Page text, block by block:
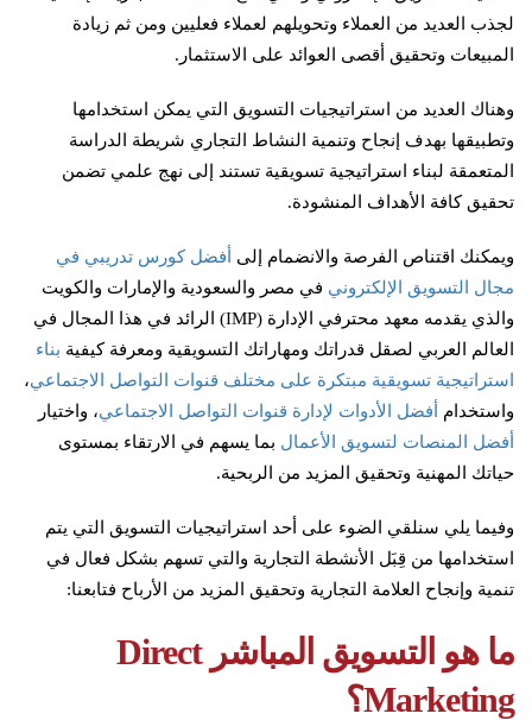
لجذب العديد من العملاء وتحويلهم لعملاء فعليين ومن ثم زيادة
المبيعات وتحقيق أقصى العوائد على الاستثمار.
وهناك العديد من استراتيجيات التسويق التي يمكن استخدامها
وتطبيقها بهدف إنجاح وتنمية النشاط التجاري شريطة الدراسة
المتعمقة لبناء استراتيجية تسويقية تستند إلى نهج علمي تضمن
تحقيق كافة الأهداف المنشودة.
ويمكنك اقتناص الفرصة والانضمام إلى أفضل كورس تدريبي في
مجال التسويق الإلكتروني في مصر والسعودية والإمارات والكويت
والذي يقدمه معهد محترفي الإدارة (IMP) الرائد في هذا المجال في
العالم العربي لصقل قدراتك ومهاراتك التسويقية ومعرفة كيفية بناء
استراتيجية تسويقية مبتكرة على مختلف قنوات التواصل الاجتماعي،
واستخدام أفضل الأدوات لإدارة قنوات التواصل الاجتماعي، واختيار
أفضل المنصات لتسويق الأعمال بما يسهم في الارتقاء بمستوى
حياتك المهنية وتحقيق المزيد من الربحية.
وفيما يلي سنلقي الضوء على أحد استراتيجيات التسويق التي يتم
استخدامها من قِبَل الأنشطة التجارية والتي تسهم بشكل فعال في
تنمية وإنجاح العلامة التجارية وتحقيق المزيد من الأرباح فتابعنا:
ما هو التسويق المباشر Direct
Marketing؟